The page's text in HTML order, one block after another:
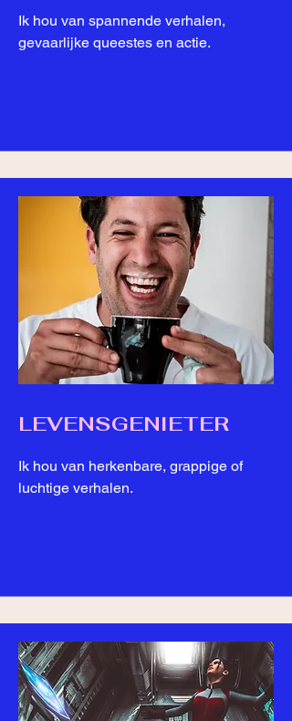
Ik hou van spannende verhalen,
gevaarlijke queestes en actie.
LEVENSGENIETER
Ik hou van herkenbare, grappige of
luchtige verhalen.